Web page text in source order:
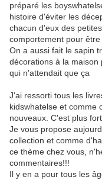
préparé les
histoire d'éviter les
chacun d'eux des
comportement pour
On a aussi fait le sapin
décorations à la
qui n'attendait que ça
J'ai ressorti tous les
kidswhatelse et comme
nouveaux. C'est plus
Je vous propose
collection et comme
ce thème chez vous,
commentaires!!!
Il y en a pour tous les